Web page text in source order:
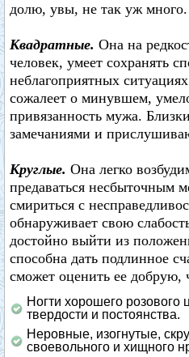
долю, увы, не так уж много.
Квадратные. Она на
человек, умеет сохранять
неблагоприятных
сожалеет о минувшем,
привязанность мужа.
замечаниями и
Круглые. Она легко
предаваться несбыточным
смириться с
обнаруживает свою
достойно выйти из
способна дать подлинное
сможет оценить ее добрую,
Ногти хорошего розового
твердости и постоянства.
Неровные, изогнутые,
своевольного и хищного